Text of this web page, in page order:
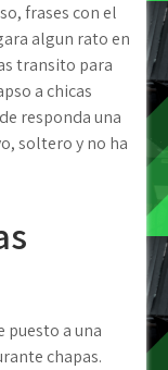
frases con el
algun rato en
transito para
a chicas
responda una
soltero y no ha
puesto a una
chapas.